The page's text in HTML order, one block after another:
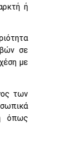
ή
σε
με
των
όπως